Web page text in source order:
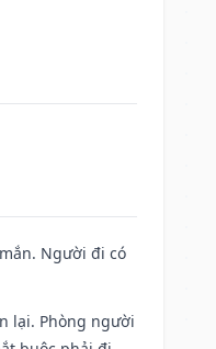
Người đi có
lại. Phòng người